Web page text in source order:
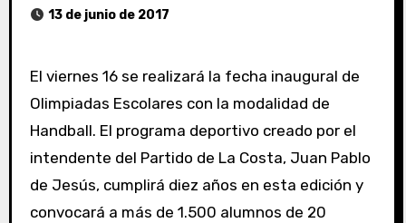
13 de junio de 2017
El viernes 16 se realizará la fecha inaugural de
Olimpiadas Escolares con la modalidad de
Handball. El programa deportivo creado por el
intendente del Partido de La Costa, Juan Pablo
de Jesús, cumplirá diez años en esta edición y
convocará a más de 1.500 alumnos de 20